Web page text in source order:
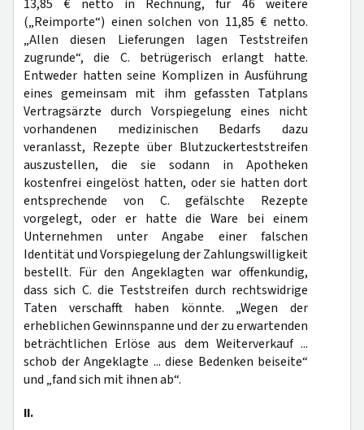
13,85 € netto in Rechnung, für 46 weitere
(„Reimporte“) einen solchen von 11,85 € netto.
„Allen diesen Lieferungen lagen Teststreifen
zugrunde“, die C. betrügerisch erlangt hatte.
Entweder hatten seine Komplizen in Ausführung
eines gemeinsam mit ihm gefassten Tatplans
Vertragsärzte durch Vorspiegelung eines nicht
vorhandenen medizinischen Bedarfs dazu
veranlasst, Rezepte über Blutzuckerteststreifen
auszustellen, die sie sodann in Apotheken
kostenfrei eingelöst hatten, oder sie hatten dort
entsprechende von C. gefälschte Rezepte
vorgelegt, oder er hatte die Ware bei einem
Unternehmen unter Angabe einer falschen
Identität und Vorspiegelung der Zahlungswilligkeit
bestellt. Für den Angeklagten war offenkundig,
dass sich C. die Teststreifen durch rechtswidrige
Taten verschafft haben könnte. „Wegen der
erheblichen Gewinnspanne und der zu erwartenden
beträchtlichen Erlöse aus dem Weiterverkauf ...
schob der Angeklagte ... diese Bedenken beiseite“
und „fand sich mit ihnen ab“.
II.